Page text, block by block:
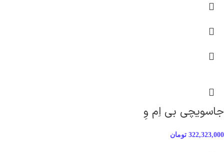
جاسویچی بی اِم وِ
322,323,000 تومان